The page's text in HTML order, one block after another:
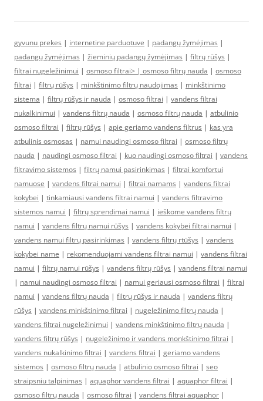
gyvunu prekes | internetine parduotuve | padangų žymėjimas |
padangų žymėjimas | žieminių padangų žymėjimas | filtrų rūšys |
filtrai nugeležinimui | osmoso filtrai> | osmoso filtrų nauda | osmoso
filtrai | filtrų rūšys | minkštinimo filtrų naudojimas | minkštinimo
sistema | filtrų rūšys ir nauda | osmoso filtrai | vandens filtrai
nukalkinimui | vandens filtrų nauda | osmoso filtrų nauda | atbulinio
osmoso filtrai | filtrų rūšys | apie geriamo vandens filtrus | kas yra
atbulinis osmosas | namui naudingi osmoso filtrai | osmoso filtrų
nauda | naudingi osmoso filtrai | kuo naudingi osmoso filtrai | vandens
filtravimo sistemos | filtrų namui pasirinkimas | filtrai komfortui
namuose | vandens filtrai namui | filtrai namams | vandens filtrai
kokybei | tinkamiausi vandens filtrai namui | vandens filtravimo
sistemos namui | filtrų sprendimai namui | ieškome vandens filtrų
namui | vandens filtrų namui rūšys | vandens kokybei filtrai namui |
vandens namui filtrų pasirinkimas | vandens filtrų rtūšys | vandens
kokybei name | rekomenduojami vandens filtrai namui | vandens filtrai
namui | filtrų namui rūšys | vandens filtrų rūšys | vandens filtrai namui
| namui naudingi osmoso filtrai | namui geriausi osmoso filtrai | filtrai
namui | vandens filtrų nauda | filtrų rūšys ir nauda | vandens filtrų
rūšys | vandens minkštinimo filtrai | nugeležinimo filtrų nauda |
vandens filtrai nugeležinimui | vandens minkštinimo filtrų nauda |
vandens filtrų rūšys | nugeležinimo ir vandens monkštinimo filtrai |
vandens nukalkinimo filtrai | vandens filtrai | geriamo vandens
sistemos | osmoso filtrų nauda | atbulinio osmoso filtrai | seo
straipsniu talpinimas | aquaphor vandens filtrai | aquaphor filtrai |
osmoso filtrų nauda | osmoso filtrai | vandens filtrai aquaphor |